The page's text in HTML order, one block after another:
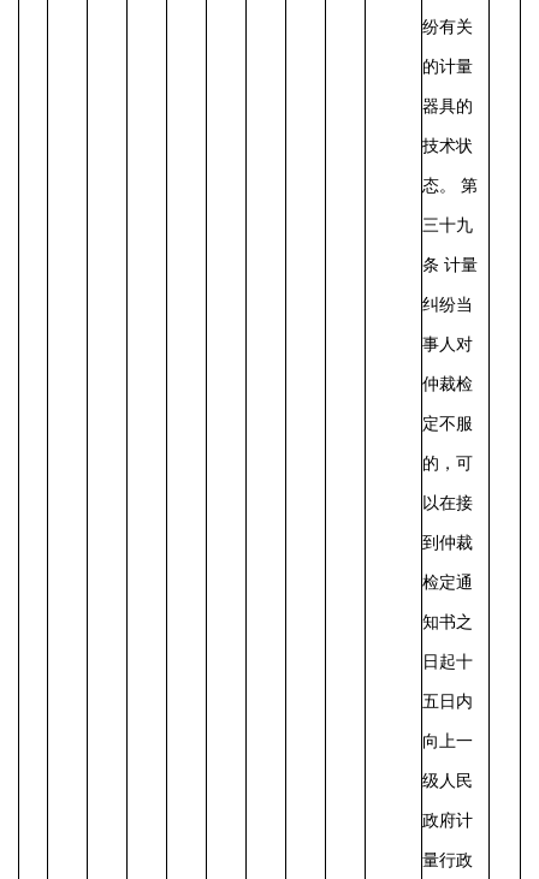
纷有关
的计量
器具的
技术状
态。 第
三十九
条 计量
纠纷当
事人对
仲裁检
定不服
的，可
以在接
到仲裁
检定通
知书之
日起十
五日内
向上一
级人民
政府计
量行政